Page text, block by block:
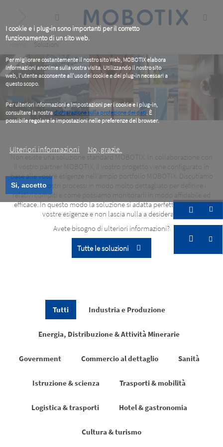
I cookie e i plug-in sono importanti per il corretto
funzionamento di un sito web.
Per migliorare costantemente il nostro sito Web, MOBOTIX elabora
informazioni anonime sulla vostra visita. Utilizzando il nostro sito
web, l'utente acconsente all'uso dei cookie e dei plug-in necessari a
questo scopo.
Per ulteriori informazioni e impostazioni per i cookie e i plug-in,
consultare la nostradichiarazione sulla protezione dei dati. È
possibile regolare le impostazioni nelle preferenze del browser.
Ulteriori informazioni
No, grazie.
Si, accetto
content
Breadcrumb
Soluzioni
Storie di successo
Comprovata nella pratica
Non esiste una soluzione standard MOBOTIX. In collaborazione con
il vostro partner MOBOTIX, il vostro progetto viene configurato in
base alle vostre esigenze nell'ampio portfolio MOBOTIX. Discutiamo
con voi i vostri processi in modo molto dettagliato per definire i
relativi compiti e come possiamo monitorarli in modo affidabile ed
efficace. In questo modo la soluzione si adatta perfettamente alle
vostre esigenze e non lascia nulla a desiderare.
Avete bisogno di ulteriori informazioni?
Tutte le soluzioni
Tutti Industria e Produzione
Energia, Distribuzione & Attività Minerarie
Government Commercio al dettaglio Sanità
Istruzione & scienza Trasporti & mobilità
Logistica & trasporti Hotel & gastronomia
Cultura & turismo